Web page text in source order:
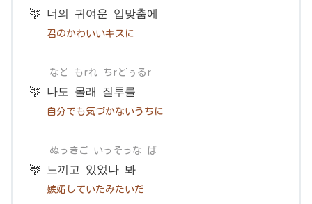
🦌 너의 귀여운 입맞춤에
君のかわいいキスに
など もrれ ちrどぅるr
🦌 나도 몰래 질투를
自分でも気づかないうちに
ぬっきご いっそっな ば
🦌 느끼고 있었나 봐
嫉妬していたみたいだ